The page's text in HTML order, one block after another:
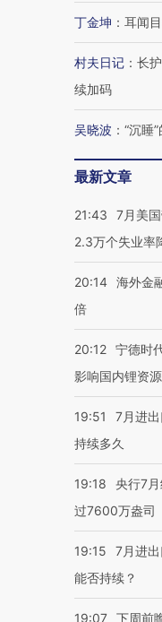
丁金坤 ： 耳闻
村夫日记 ： 长
续加码
吴晓波 ： “沉睡
最新文章
21:43
7月美
2.3万个失业率
20:14 海外金
倍
20:12 宁德时
影响国内锂资
19:51
7月进
持续多久
19:18
央行7
过7600万盎司
19:15
7月进
能否持续？
19:07 下周前